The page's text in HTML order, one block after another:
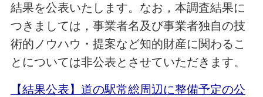
結果を公表いたします。なお，本調査結果に
つきましては，事業者名及び事業者独自の技
術的ノウハウ・提案など知的財産に関わるこ
とについては非公表とさせていただきます。
【結果公表】道の駅常総周辺に整備予定の公